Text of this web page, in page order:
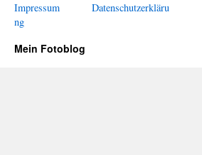
Impressum
Datenschutzerkläru
ng
Mein Fotoblog